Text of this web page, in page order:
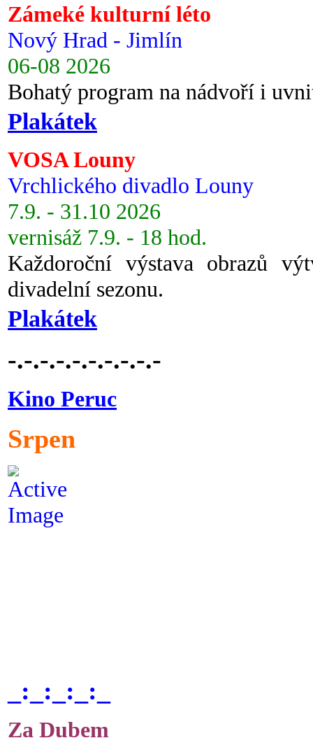
Zámeké kulturní léto
Nový Hrad - Jimlín
06-08 2026
Bohatý program na nádvoří i
Plakátek
VOSA Louny
Vrchlického divadlo Louny
7.9. - 31.10 2026
vernisáž 7.9. - 18 hod.
Každoroční výstava obrazů
divadelní sezonu.
Plakátek
-.-.-.-.-.-.-.-.-.-
Kino Peruc
Srpen
_:_:_:_:_
Za Dubem